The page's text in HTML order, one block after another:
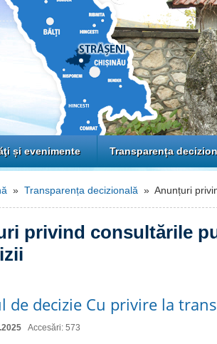
și evenimente Transparența
» Transparența decizională » Anunțuri
privind consultările
de decizie Cu privire la
Accesări: 573